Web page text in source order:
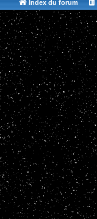
Index du forum